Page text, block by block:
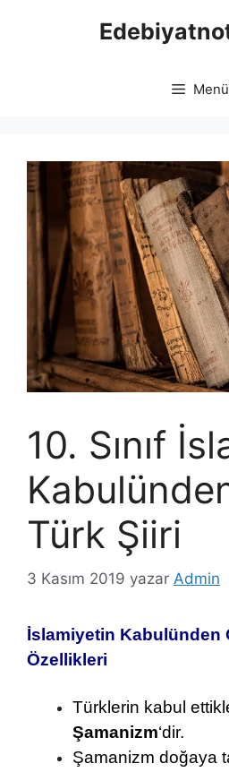
Menü
10. Sınıf
Türk Şiiri
3 Kasım 2019 yazar Admin
İslamiyetin Kabulünden
Özellikleri
Türklerin kabul
Şamanizm‘dir.
Şamanizm doğaya